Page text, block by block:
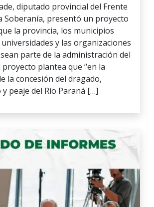
diputado provincial del Frente
Soberanía, presentó un proyecto
la provincia, los municipios
y las organizaciones
parte de la administración del
proyecto plantea que “en la
la concesión del dragado,
peaje del Río Paraná […]